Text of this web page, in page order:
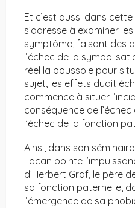
Et c’est aussi dans
s’adresse à examiner
symptôme, faisant des
l’échec de la
réel la boussole pour
sujet, les effets dudit
commence à situer
conséquence de
l’échec de la fonction
Ainsi, dans son
Lacan pointe
d’Herbert Graf, le père
sa fonction paternelle,
l’émergence de sa